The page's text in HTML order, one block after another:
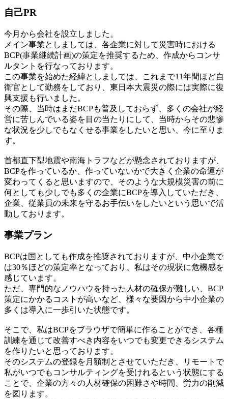
自己PR
今月から会社を設立しました。
メイン事業としましては、各企業に対して災害時における
BCP(事業継続計画)の策定を推奨するため、作成からコンサ
ルタントを行なっております。
この事業を始めた経緯としましては、これまで11年間ほど自
衛官として勤務をしており、東日本大震災の際には実際に復
興支援も行いました。
その際、当時はまだBCPも普及しておらず、多くの会社が経
営に苦しんでいる姿を目の当たりにして、当時からその悲惨
な状況を少しでもなくせる事業をしたいと思い、今に至りま
す。
首都直下型地震や南海トラフなどが懸念されておりますが、
BCPを作っているか、作っていないかで大きく企業の命運が
変わってくると思いますので、そのような大規模災害の前に
何としても少しでも多くの企業にBCPを導入していただき、
企業、従業員の未来を守るお手伝いをしたいという思いで活
動しております。
事業プラン
BCPは国としても作成を推奨されておりますが、中小企業で
は30％ほどの策定率となっており、私はその現状に危機感を
感じています。
ただ、専門的なノウハウを持った人材の確保が難しい、BCP
策定にかかるコストが高いなど、様々な要因から中小企業の
多くは導入に一歩引いた状態です。
そこで、私はBCPをブラウザで簡単に作ることができ、各種
訓練を通じて改善すべき内容をいつでも変更できるシステム
を作りたいと思っております。
そのシステムの登録を月額制とさせていただき、リモートで
私がいつでもコンサルティングを受けれるという状態にする
ことで、企業の方々の人材確保の困難さや時間、労力の削減
を図ります。